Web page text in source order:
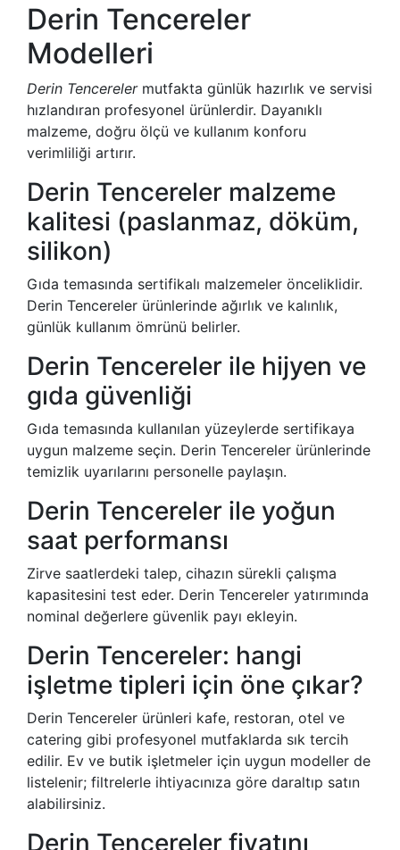
Derin Tencereler
Modelleri
Derin Tencerelermutfakta günlük hazırlık ve servisi
hızlandıran profesyonel ürünlerdir. Dayanıklı
malzeme, doğru ölçü ve kullanım konforu
verimliliği artırır.
Derin Tencereler malzeme
kalitesi (paslanmaz, döküm,
silikon)
Gıda temasında sertifikalı malzemeler önceliklidir.
Derin Tencereler ürünlerinde ağırlık ve kalınlık,
günlük kullanım ömrünü belirler.
Derin Tencereler ile hijyen ve
gıda güvenliği
Gıda temasında kullanılan yüzeylerde sertifikaya
uygun malzeme seçin. Derin Tencereler ürünlerinde
temizlik uyarılarını personelle paylaşın.
Derin Tencereler ile yoğun
saat performansı
Zirve saatlerdeki talep, cihazın sürekli çalışma
kapasitesini test eder. Derin Tencereler yatırımında
nominal değerlere güvenlik payı ekleyin.
Derin Tencereler: hangi
işletme tipleri için öne çıkar?
Derin Tencereler ürünleri kafe, restoran, otel ve
catering gibi profesyonel mutfaklarda sık tercih
edilir. Ev ve butik işletmeler için uygun modeller de
listelenir; filtrelerle ihtiyacınıza göre daraltıp satın
alabilirsiniz.
Derin Tencereler fiyatını